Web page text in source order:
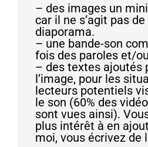
– des images un
car il ne s’agit pas
diaporama.
– une bande-son
fois des paroles et/
– des textes ajoutés
l’image, pour les
lecteurs potentiels
le son (60% des
sont vues ainsi).
plus intérêt à en
moi, vous écrivez de